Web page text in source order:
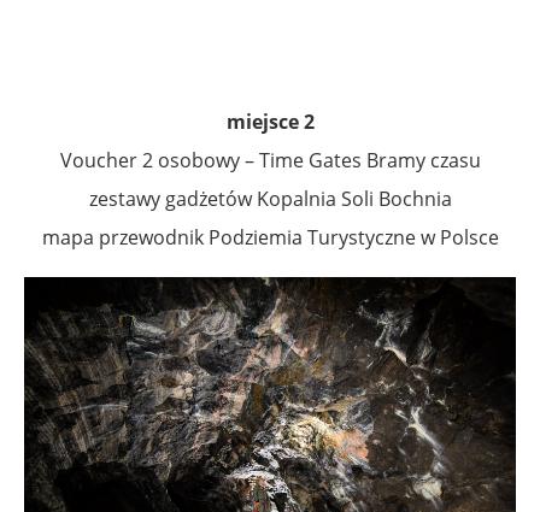
miejsce 2
Voucher 2 osobowy – Time Gates Bramy czasu
zestawy gadżetów Kopalnia Soli Bochnia
mapa przewodnik Podziemia Turystyczne w Polsce